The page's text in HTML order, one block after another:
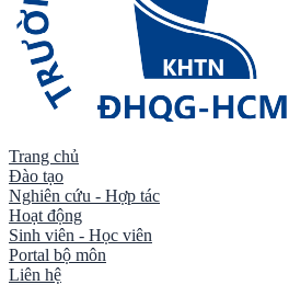
Trang chủ
Đào tạo
Nghiên cứu - Hợp tác
Hoạt động
Sinh viên - Học viên
Portal bộ môn
Liên hệ